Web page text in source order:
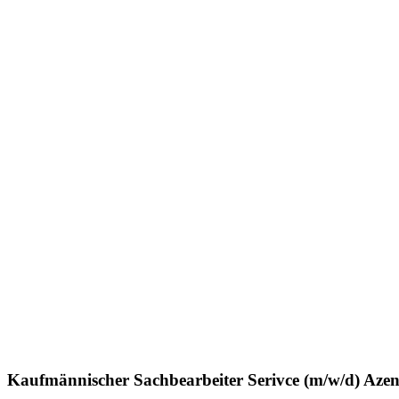
Kaufmännischer Sachbearbeiter Serivce (m/w/d)